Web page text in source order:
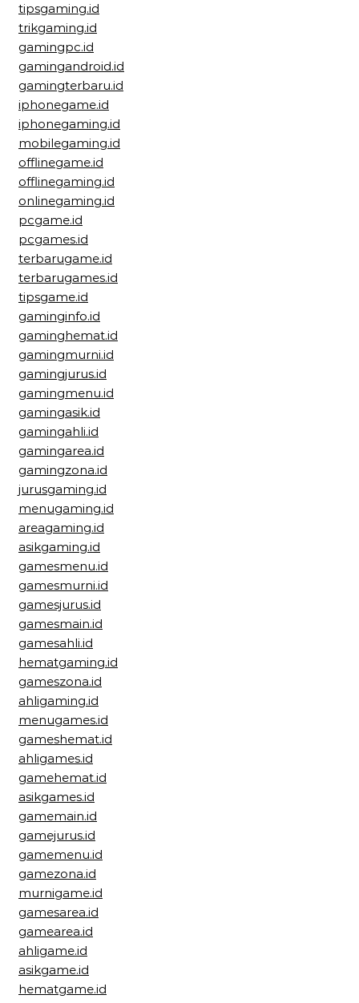
tipsgaming.id
trikgaming.id
gamingpc.id
gamingandroid.id
gamingterbaru.id
iphonegame.id
iphonegaming.id
mobilegaming.id
offlinegame.id
offlinegaming.id
onlinegaming.id
pcgame.id
pcgames.id
terbarugame.id
terbarugames.id
tipsgame.id
gaminginfo.id
gaminghemat.id
gamingmurni.id
gamingjurus.id
gamingmenu.id
gamingasik.id
gamingahli.id
gamingarea.id
gamingzona.id
jurusgaming.id
menugaming.id
areagaming.id
asikgaming.id
gamesmenu.id
gamesmurni.id
gamesjurus.id
gamesmain.id
gamesahli.id
hematgaming.id
gameszona.id
ahligaming.id
menugames.id
gameshemat.id
ahligames.id
gamehemat.id
asikgames.id
gamemain.id
gamejurus.id
gamemenu.id
gamezona.id
murnigame.id
gamesarea.id
gamearea.id
ahligame.id
asikgame.id
hematgame.id